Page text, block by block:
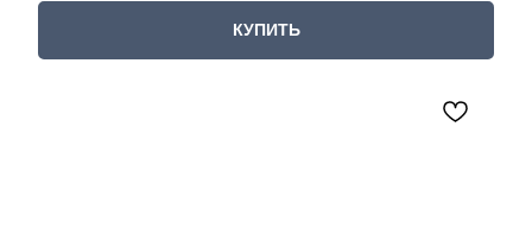
КУПИТЬ